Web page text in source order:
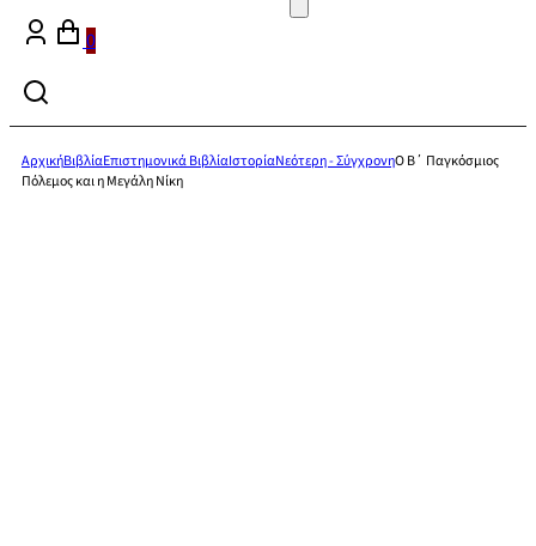
0
ΑρχικήΒιβλίαΕπιστημονικά ΒιβλίαΙστορίαΝεότερη - ΣύγχρονηΟ Β΄ Παγκόσμιος
Πόλεμος και η Μεγάλη Νίκη